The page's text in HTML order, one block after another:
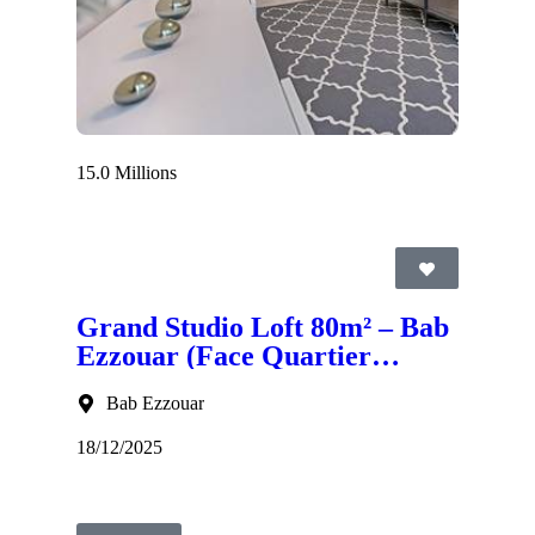
15.0 Millions
Grand Studio Loft 80m² – Bab
Ezzouar (Face Quartier
Immobilier
Bab Ezzouar
18/12/2025